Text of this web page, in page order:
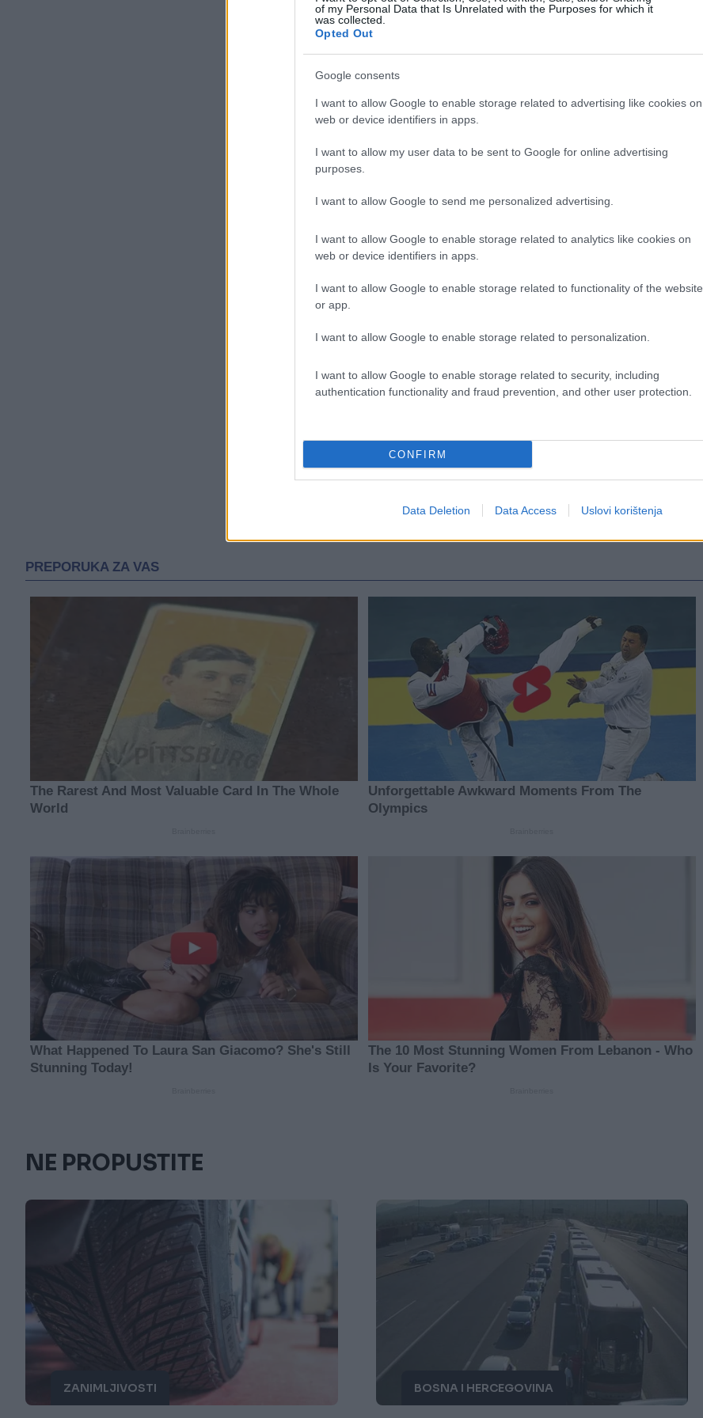
of my Personal Data that Is Unrelated with the Purposes for which it
was collected.
Opted Out
Google consents
I want to allow Google to enable storage related to advertising like cookies on
web or device identifiers in apps.
I want to allow my user data to be sent to Google for online advertising
purposes.
I want to allow Google to send me personalized advertising.
I want to allow Google to enable storage related to analytics like cookies on
web or device identifiers in apps.
I want to allow Google to enable storage related to functionality of the website
or app.
I want to allow Google to enable storage related to personalization.
I want to allow Google to enable storage related to security, including
authentication functionality and fraud prevention, and other user protection.
CONFIRM
Data Deletion Data Access Uslovi korištenja
NE PROPUSTITE
ZANIMLJIVOSTI BOSNA I HERCEGOVINA